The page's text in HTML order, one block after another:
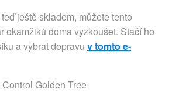
ještě skladem, můžete tento
okamžiků doma vyzkoušet. Stačí ho
a vybrat dopravu v tomto e-
Golden Tree